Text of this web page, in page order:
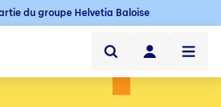
du groupe Helvetia Baloise